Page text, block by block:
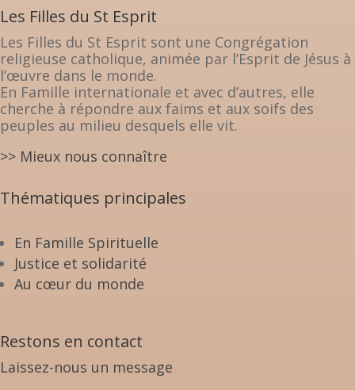
Les Filles du St Esprit
Les Filles du St Esprit sont une Congrégation
religieuse catholique, animée par l’Esprit de Jésus à
l’œuvre dans le monde.
En Famille internationale et avec d’autres, elle
cherche à répondre aux faims et aux soifs des
peuples au milieu desquels elle vit.
>> Mieux nous connaître
Thématiques principales
En Famille Spirituelle
Justice et solidarité
Au cœur du monde
Restons en contact
Laissez-nous un message